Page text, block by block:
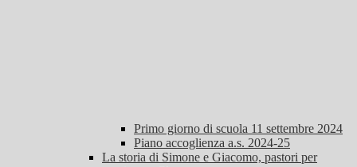
Primo giorno di scuola 11 settembre 2024
Piano accoglienza a.s. 2024-25
La storia di Simone e Giacomo, pastori per